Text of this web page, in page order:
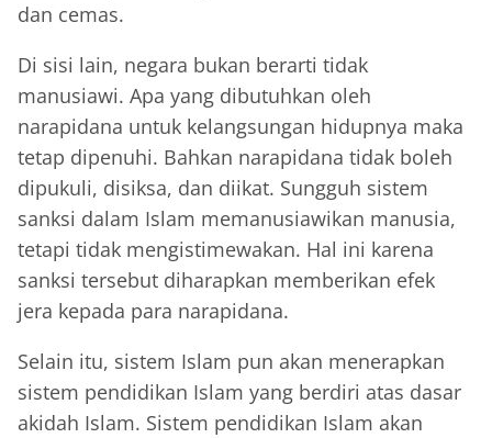
dan cemas.
Di sisi lain, negara bukan berarti tidak
manusiawi. Apa yang dibutuhkan oleh
narapidana untuk kelangsungan hidupnya maka
tetap dipenuhi. Bahkan narapidana tidak boleh
dipukuli, disiksa, dan diikat. Sungguh sistem
sanksi dalam Islam memanusiawikan manusia,
tetapi tidak mengistimewakan. Hal ini karena
sanksi tersebut diharapkan memberikan efek
jera kepada para narapidana.
Selain itu, sistem Islam pun akan menerapkan
sistem pendidikan Islam yang berdiri atas dasar
akidah Islam. Sistem pendidikan Islam akan